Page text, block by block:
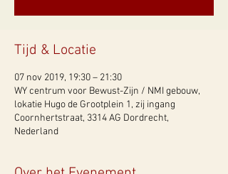
Tijd & Locatie
07 nov 2019, 19:30 – 21:30
WY centrum voor Bewust-Zijn / NMI gebouw,
lokatie Hugo de Grootplein 1, zij ingang
Coornhertstraat, 3314 AG Dordrecht,
Nederland